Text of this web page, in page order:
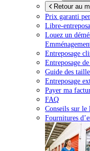
Retour au
Prix garanti
Libre-
Louez un
Entreposage
Entreposage
Guide des
Entreposage
Payer ma
FAQ
Conseils sur le
Fournitures